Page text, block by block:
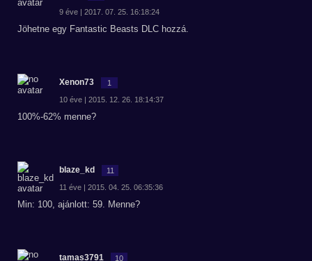
9 éve | 2017. 07. 25. 16:18:24
Jöhetne egy Fantastic Beasts DLC hozzá.
Xenon73 1
10 éve | 2015. 12. 26. 18:14:37
100%-62% menne?
blaze_kd 11
11 éve | 2015. 04. 25. 06:35:36
Min: 100, ajánlott: 59. Menne?
tamas3791 10